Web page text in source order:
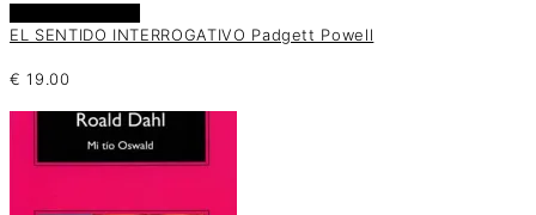
EL SENTIDO INTERROGATIVO Padgett Powell
€ 19.00